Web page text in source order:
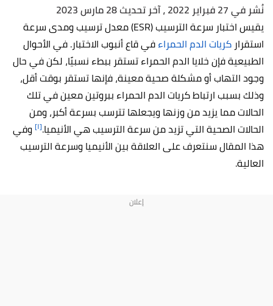
نُشر في 27 فبراير 2022
، آخر تحديث 28 مارس 2023
يقيس اختبار سرعة الترسيب (ESR) معدل ترسيب ومدى سرعة
استقرار كريات الدم الحمراءفي قاع أنبوب الاختبار. في الأحوال
الطبيعية فإن خلايا الدم الحمراء تستقر ببطء نسبيًا، لكن في حال
وجود التهاب أو مشكلة صحية معينة، فإنها تستقر بوقت أقل،
وذلك بسبب ارتباط كريات الدم الحمراء ببروتين معين في تلك
الحالات مما يزيد من وزنها ويجعلها تترسب بسرعة أكبر، ومن
الحالات الصحية التي تزيد من سرعة الترسيب هي الأنيميا.[١] وفي
هذا المقال سنتعرف على العلاقة بين الأنيميا وسرعة الترسيب
العالية.